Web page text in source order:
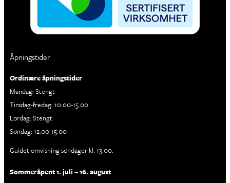
Åpningstider
Ordinære åpningstider
Mandag: Stengt
Tirsdag-fredag: 10.00-15.00
Lørdag: Stengt
Søndag: 12.00-15.00
Guidet omvisning søndager kl. 13.00.
Sommeråpent 1. juli – 16. august